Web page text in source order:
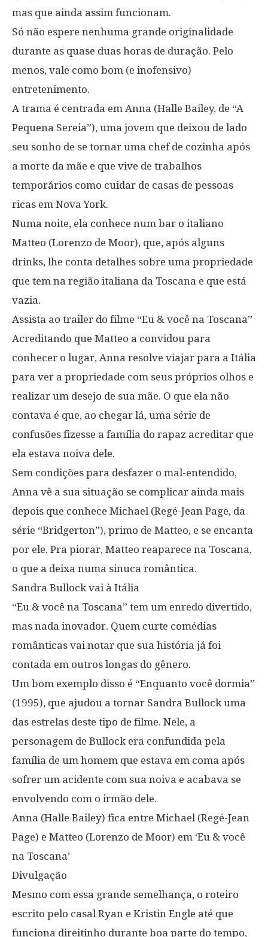
mas que ainda assim funcionam.
Só não espere nenhuma grande originalidade
durante as quase duas horas de duração. Pelo
menos, vale como bom (e inofensivo)
entretenimento.
A trama é centrada em Anna (Halle Bailey, de “A
Pequena Sereia”), uma jovem que deixou de lado
seu sonho de se tornar uma chef de cozinha após
a morte da mãe e que vive de trabalhos
temporários como cuidar de casas de pessoas
ricas em Nova York.
Numa noite, ela conhece num bar o italiano
Matteo (Lorenzo de Moor), que, após alguns
drinks, lhe conta detalhes sobre uma propriedade
que tem na região italiana da Toscana e que está
vazia.
Assista ao trailer do filme “Eu & você na Toscana”
Acreditando que Matteo a convidou para
conhecer o lugar, Anna resolve viajar para a Itália
para ver a propriedade com seus próprios olhos e
realizar um desejo de sua mãe. O que ela não
contava é que, ao chegar lá, uma série de
confusões fizesse a família do rapaz acreditar que
ela estava noiva dele.
Sem condições para desfazer o mal-entendido,
Anna vê a sua situação se complicar ainda mais
depois que conhece Michael (Regé-Jean Page, da
série “Bridgerton”), primo de Matteo, e se encanta
por ele. Pra piorar, Matteo reaparece na Toscana,
o que a deixa numa sinuca romântica.
Sandra Bullock vai à Itália
“Eu & você na Toscana” tem um enredo divertido,
mas nada inovador. Quem curte comédias
românticas vai notar que sua história já foi
contada em outros longas do gênero.
Um bom exemplo disso é “Enquanto você dormia”
(1995), que ajudou a tornar Sandra Bullock uma
das estrelas deste tipo de filme. Nele, a
personagem de Bullock era confundida pela
família de um homem que estava em coma após
sofrer um acidente com sua noiva e acabava se
envolvendo com o irmão dele.
Anna (Halle Bailey) fica entre Michael (Regé-Jean
Page) e Matteo (Lorenzo de Moor) em ‘Eu & você
na Toscana’
Divulgação
Mesmo com essa grande semelhança, o roteiro
escrito pelo casal Ryan e Kristin Engle até que
funciona direitinho durante boa parte do tempo,